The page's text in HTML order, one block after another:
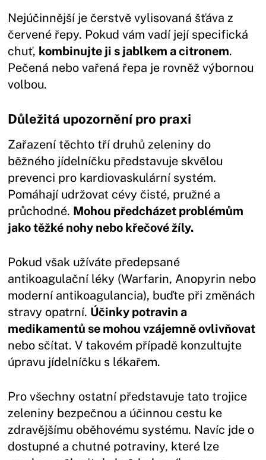
Nejúčinnější je čerstvě vylisovaná šťáva z
červené řepy. Pokud vám vadí její specifická
chuť, kombinujte ji s jablkem a citronem.
Pečená nebo vařená řepa je rovněž výbornou
volbou.
Důležitá upozornění pro praxi
Zařazení těchto tří druhů zeleniny do
běžného jídelníčku představuje skvělou
prevenci pro kardiovaskulární systém.
Pomáhají udržovat cévy čisté, pružné a
průchodné. Mohou předcházet problémům
jako těžké nohy nebo křečové žíly.
Pokud však užíváte předepsané
antikoagulační léky (Warfarin, Anopyrin nebo
moderní antikoagulancia), buďte při změnách
stravy opatrní. Účinky potravin a
medikamentů se mohou vzájemně ovlivňovat
nebo sčítat. V takovém případě konzultujte
úpravu jídelníčku s lékařem.
Pro všechny ostatní představuje tato trojice
zeleniny bezpečnou a účinnou cestu ke
zdravějšímu oběhovému systému. Navíc jde o
dostupné a chutné potraviny, které lze